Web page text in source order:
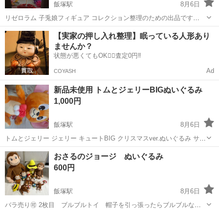
飯塚駅
8月6日
リゼロラム 子兎娘フィギュア コレクション整理のための出品です
(*.ˬ.)"
福岡 飯塚市 飯塚駅 フィギュア 新品
【実家の押し入れ整理】眠っている人形あり
ませんか？
状態が悪くてもOK🙆‍♀️査定0円‼️
COYASH Ad
新品未使用 トムとジェリーBIGぬいぐるみ
1,000円
飯塚駅
8月6日
トムとジェリー ジェリー キュートBIG クリスマスver.ぬいぐるみ サイ
ズ約35cm 袋保管してます。他サイトにも出品中のため急遽削除する
場合あります( * . .)"
福岡 飯塚市 飯塚駅 トムとジェリー
おさるのジョージ ぬいぐるみ
600円
飯塚駅
8月6日
バラ売り🉑 2枚目 ブルブルトイ 帽子を引っ張ったらブルブルなり